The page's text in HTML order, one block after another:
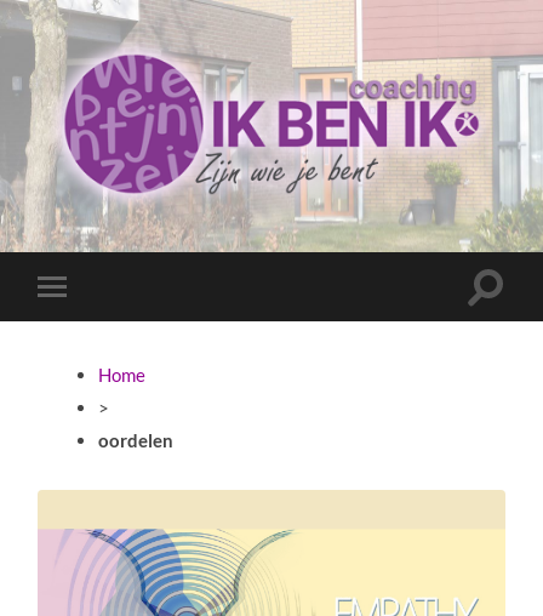
Coaching
Ik
ben
Toggle
mobiel
Toggle
Home
>
oordelen